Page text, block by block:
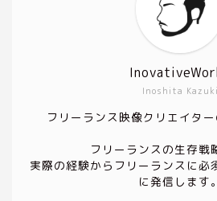
Inoshita Kazuki
フリーランス映像クリエイタ
フリーランスの生存戦
実際の経験からフリーランスに必
に発信します。